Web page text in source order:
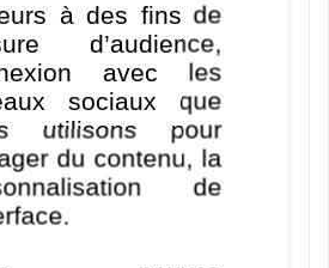
- -
- -
à des fins de
d’audience,
avec les
sociaux que
utilisons pour
du contenu, la
de